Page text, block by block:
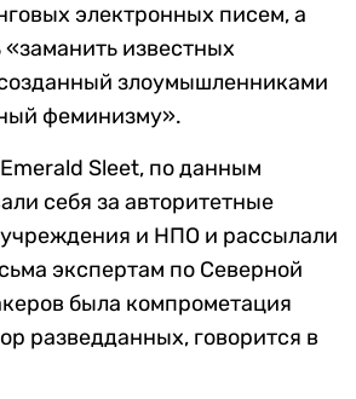
электронных писем, а
известных
злоумышленниками
феминизму».
Sleet, по данным
себя за авторитетные
и НПО и рассылали
экспертам по Северной
была компрометация
разведданных, говорится в